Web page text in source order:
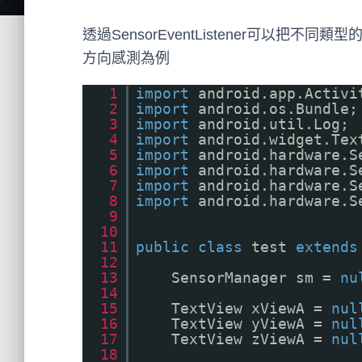
透過SensorEventListener可以把不同類型
方向感測為例
1 import
2
import
android.os.Bundle;
3
import
android.util.Log;
4
import
5
import
6
import
7
import
8
import
9
10
11
public class test extends
12
13
SensorManager sm =
14
15
TextView xViewA =
16
TextView yViewA =
17
TextView zViewA =
18